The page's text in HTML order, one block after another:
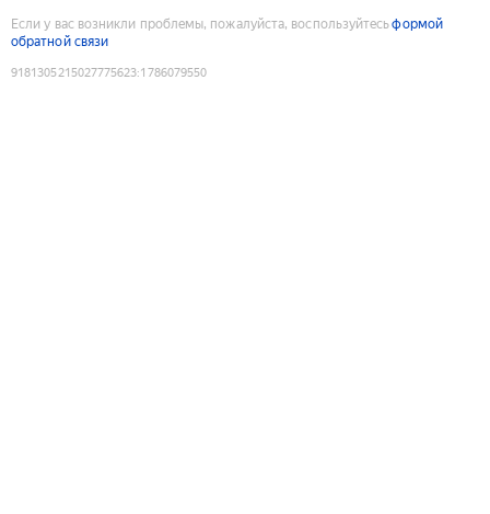
Если у вас возникли проблемы, пожалуйста, воспользуйтесьформой
обратной связи
9181305215027775623:1786079550